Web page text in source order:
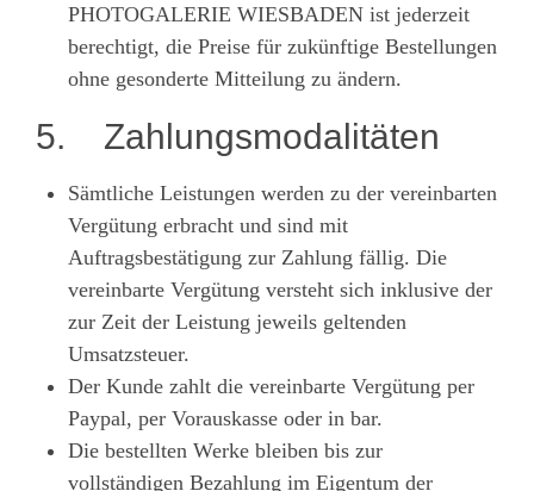
PHOTOGALERIE WIESBADEN ist jederzeit
berechtigt, die Preise für zukünftige Bestellungen
ohne gesonderte Mitteilung zu ändern.
5. Zahlungsmodalitäten
Sämtliche Leistungen werden zu der vereinbarten
Vergütung erbracht und sind mit
Auftragsbestätigung zur Zahlung fällig. Die
vereinbarte Vergütung versteht sich inklusive der
zur Zeit der Leistung jeweils geltenden
Umsatzsteuer.
Der Kunde zahlt die vereinbarte Vergütung per
Paypal, per Vorauskasse oder in bar.
Die bestellten Werke bleiben bis zur
vollständigen Bezahlung im Eigentum der